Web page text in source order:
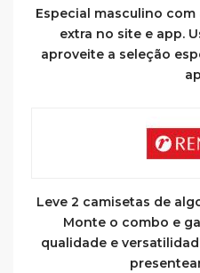
Especial masculino com
extra no site e app.
aproveite a seleção
Leve 2 camisetas de
Monte o combo e
qualidade e